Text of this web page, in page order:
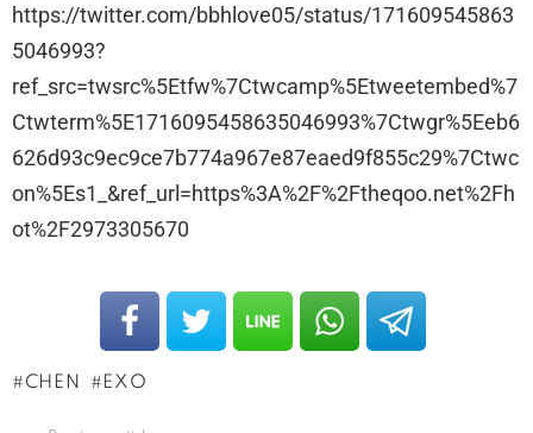
https://twitter.com/bbhlove05/status/171609545863
5046993?
ref_src=twsrc%5Etfw%7Ctwcamp%5Etweetembed%7
Ctwterm%5E1716095458635046993%7Ctwgr%5Eeb6
626d93c9ec9ce7b774a967e87eaed9f855c29%7Ctwc
on%5Es1_&ref_url=https%3A%2F%2Ftheqoo.net%2Fh
ot%2F2973305670
CHEN EXO